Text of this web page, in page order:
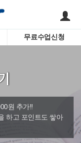
서비스안내
강사소개
회사소개
어린이
영자신
수업
무료수업신청
원 추가!!
하고 포인트도 쌓아